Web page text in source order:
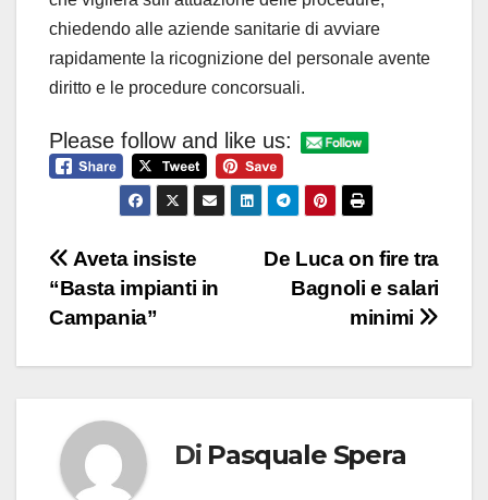
chiedendo alle aziende sanitarie di avviare
rapidamente la ricognizione del personale avente
diritto e le procedure concorsuali.
Please follow and like us:
Navigazione
articoli
De Luca on fire tra
Bagnoli e salari
minimi
Aveta insiste
“Basta impianti in
Campania”
Di Pasquale Spera